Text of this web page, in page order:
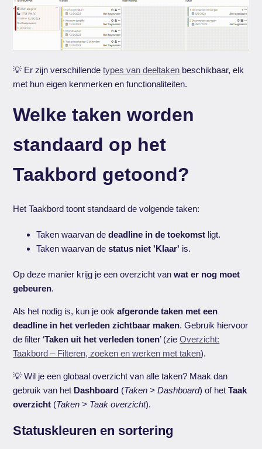
💡 Er zijn verschillendetypes van deeltaken beschikbaar, elk
met hun eigen kenmerken en functionaliteiten.
Welke taken worden
standaard op het
Taakbord getoond?
Het Taakbord toont standaard de volgende taken:
Taken waarvan dedeadline in de toekomst ligt.
Taken waarvan destatus niet 'Klaar' is.
Op deze manier krijg je een overzicht vanwat er nog moet
gebeuren.
Als het nodig is, kun je ookafgeronde taken met een
deadline in het verleden zichtbaar maken. Gebruik hiervoor
de filter ‘Taken uit het verleden tonen’ (zieOverzicht:
Taakbord – Filteren, zoeken en werken met taken).
💡 Wil je een globaal overzicht van alle taken? Maak dan
gebruik van het Dashboard (Taken > Dashboard) of hetTaak
overzicht (Taken > Taak overzicht).
Statuskleuren en sortering